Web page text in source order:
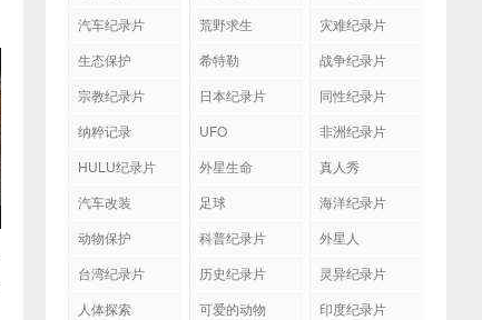
汽车纪录片
荒野求生
灾难纪录片
生态保护
希特勒
战争纪录片
宗教纪录片
日本纪录片
同性纪录片
纳粹记录
UFO
非洲纪录片
HULU纪录片
外星生命
真人秀
汽车改装
足球
海洋纪录片
动物保护
科普纪录片
外星人
台湾纪录片
历史纪录片
灵异纪录片
人体探索
可爱的动物
印度纪录片